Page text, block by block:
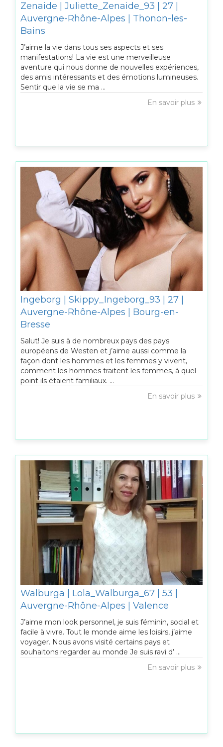
Zenaide | Juliette_Zenaide_93 | 27 |
Auvergne-Rhône-Alpes | Thonon-les-
Bains
J’aime la vie dans tous ses aspects et ses
manifestations! La vie est une merveilleuse
aventure qui nous donne de nouvelles expériences,
des amis intéressants et des émotions lumineuses.
Sentir que la vie se ma ...
En savoir plus
Ingeborg | Skippy_Ingeborg_93 | 27 |
Auvergne-Rhône-Alpes | Bourg-en-
Bresse
Salut! Je suis à de nombreux pays des pays
européens de Westen et j’aime aussi comme la
façon dont les hommes et les femmes y vivent,
comment les hommes traitent les femmes, à quel
point ils étaient familiaux. ...
En savoir plus
Walburga | Lola_Walburga_67 | 53 |
Auvergne-Rhône-Alpes | Valence
J’aime mon look personnel, je suis féminin, social et
facile à vivre. Tout le monde aime les loisirs, j’aime
voyager. Nous avons visité certains pays et
souhaitons regarder au monde Je suis ravi d’ ...
En savoir plus